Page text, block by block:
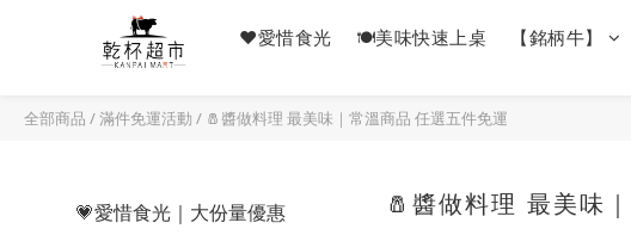
❤️愛惜食光 🍽美味快速上桌 【銘柄牛】
全部商品 /滿件免運活動 / 🧂醬做料理 最美味｜常溫商品 任選五件免運
💗愛惜食光｜大份量優惠
🧂醬做料理 最美味